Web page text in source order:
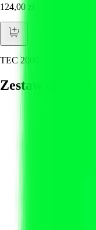
124,00 zł
TEC 2000
Zestaw do